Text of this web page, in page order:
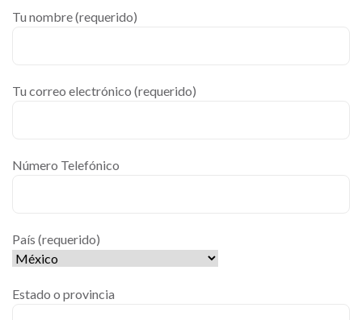
Tu nombre (requerido)
Tu correo electrónico (requerido)
Número Telefónico
País (requerido)
Estado o provincia